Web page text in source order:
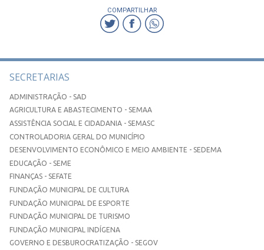
COMPARTILHAR
SECRETARIAS
ADMINISTRAÇÃO - SAD
AGRICULTURA E ABASTECIMENTO - SEMAA
ASSISTÊNCIA SOCIAL E CIDADANIA - SEMASC
CONTROLADORIA GERAL DO MUNICÍPIO
DESENVOLVIMENTO ECONÔMICO E MEIO AMBIENTE - SEDEMA
EDUCAÇÃO - SEME
FINANÇAS - SEFATE
FUNDAÇÃO MUNICIPAL DE CULTURA
FUNDAÇÃO MUNICIPAL DE ESPORTE
FUNDAÇÃO MUNICIPAL DE TURISMO
FUNDAÇÃO MUNICIPAL INDÍGENA
GOVERNO E DESBUROCRATIZAÇÃO - SEGOV